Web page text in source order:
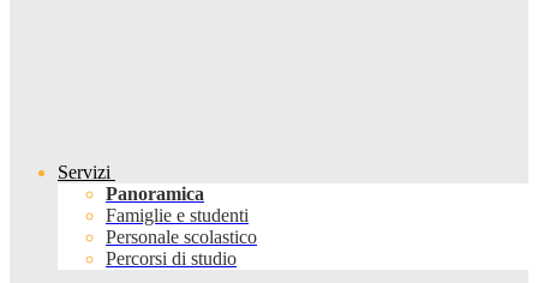
Servizi
Panoramica
Famiglie e studenti
Personale scolastico
Percorsi di studio